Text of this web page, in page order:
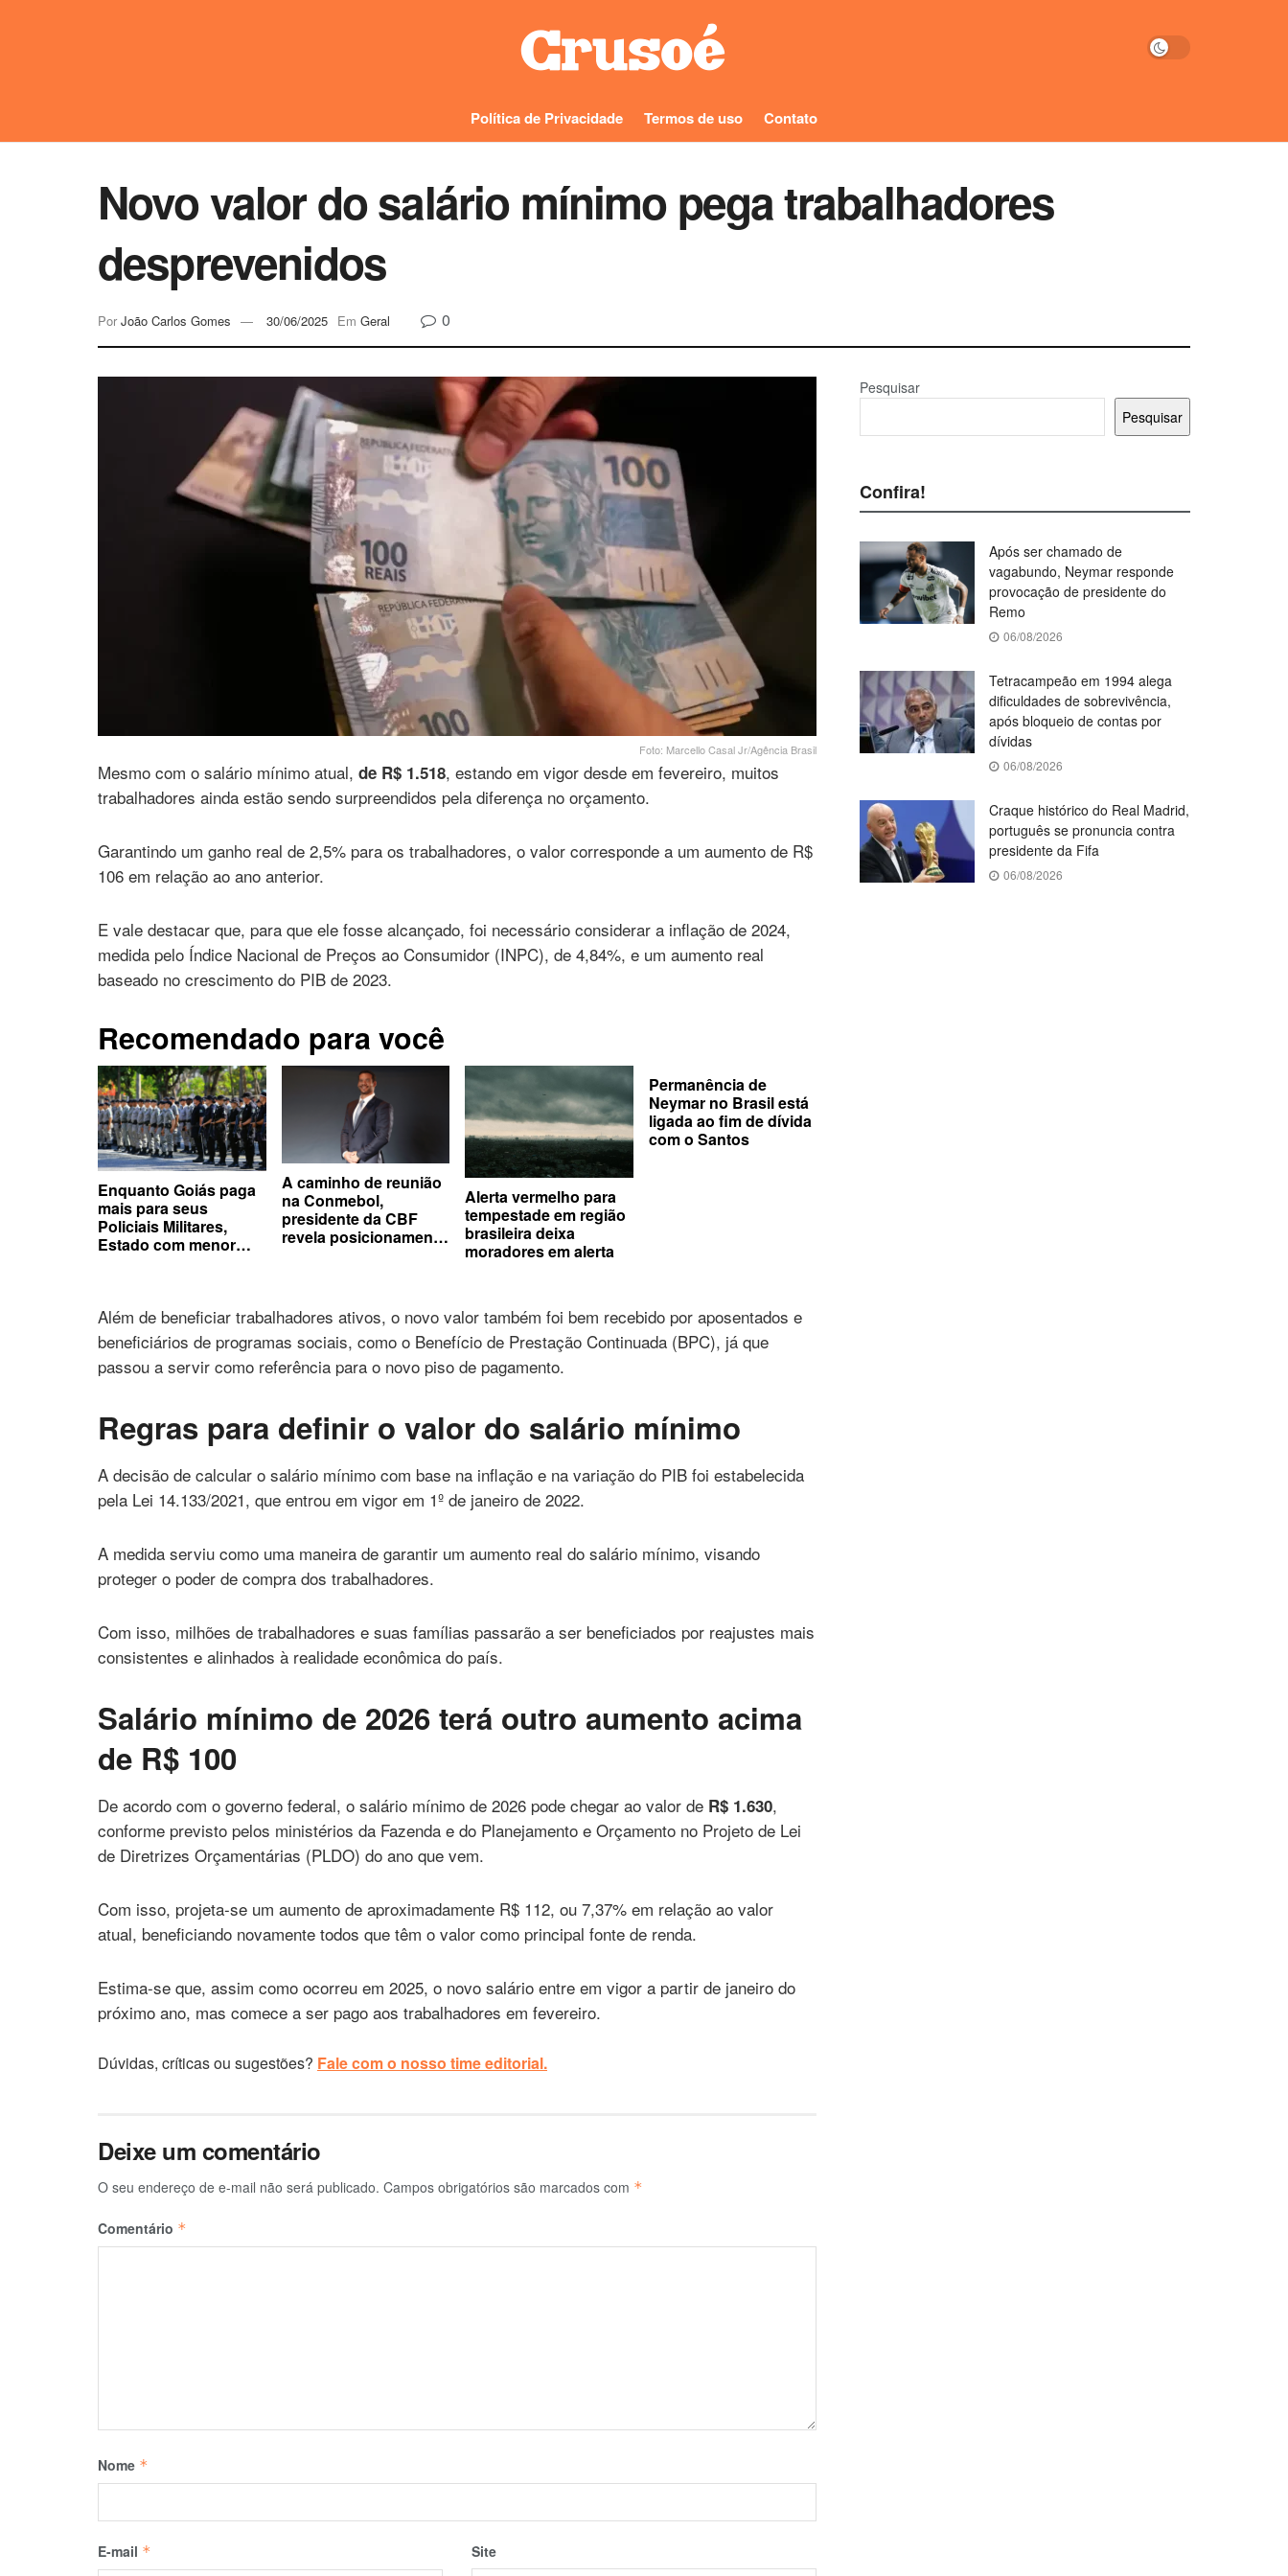
Política de Privacidade Termos de uso Contato
Novo valor do salário mínimo pega trabalhadores
desprevenidos
Por João Carlos Gomes 30/06/2025 Em Geral 0
Foto: Marcello Casal Jr/Agência Brasil
Mesmo com o salário mínimo atual, de R$ 1.518, estando em vigor desde em fevereiro, muitos
trabalhadores ainda estão sendo surpreendidos pela diferença no orçamento.
Garantindo um ganho real de 2,5% para os trabalhadores, o valor corresponde a um aumento de R$
106 em relação ao ano anterior.
E vale destacar que, para que ele fosse alcançado, foi necessário considerar a inflação de 2024,
medida pelo Índice Nacional de Preços ao Consumidor (INPC), de 4,84%, e um aumento real
baseado no crescimento do PIB de 2023.
Recomendado para você
Enquanto Goiás paga
mais para seus
Policiais Militares,
Estado com menor
A caminho de reunião
na Conmebol,
presidente da CBF
revela posicionamento
Alerta vermelho para
tempestade em região
brasileira deixa
moradores em alerta
Permanência de
Neymar no Brasil está
ligada ao fim de dívida
com o Santos
Além de beneficiar trabalhadores ativos, o novo valor também foi bem recebido por aposentados e
beneficiários de programas sociais, como o Benefício de Prestação Continuada (BPC), já que
passou a servir como referência para o novo piso de pagamento.
Regras para definir o valor do salário mínimo
A decisão de calcular o salário mínimo com base na inflação e na variação do PIB foi estabelecida
pela Lei 14.133/2021, que entrou em vigor em 1º de janeiro de 2022.
A medida serviu como uma maneira de garantir um aumento real do salário mínimo, visando
proteger o poder de compra dos trabalhadores.
Com isso, milhões de trabalhadores e suas famílias passarão a ser beneficiados por reajustes mais
consistentes e alinhados à realidade econômica do país.
Salário mínimo de 2026 terá outro aumento acima
de R$ 100
De acordo com o governo federal, o salário mínimo de 2026 pode chegar ao valor de R$ 1.630,
conforme previsto pelos ministérios da Fazenda e do Planejamento e Orçamento no Projeto de Lei
de Diretrizes Orçamentárias (PLDO) do ano que vem.
Com isso, projeta-se um aumento de aproximadamente R$ 112, ou 7,37% em relação ao valor
atual, beneficiando novamente todos que têm o valor como principal fonte de renda.
Estima-se que, assim como ocorreu em 2025, o novo salário entre em vigor a partir de janeiro do
próximo ano, mas comece a ser pago aos trabalhadores em fevereiro.
Dúvidas, críticas ou sugestões? Fale com o nosso time editorial.
Deixe um comentário
O seu endereço de e-mail não será publicado. Campos obrigatórios são marcados com *
Comentário *
Nome *
E-mail * Site
Pesquisar
Pesquisar
Confira!
Após ser chamado de
vagabundo, Neymar responde
provocação de presidente do
Remo
06/08/2026
Tetracampeão em 1994 alega
dificuldades de sobrevivência,
após bloqueio de contas por
dívidas
06/08/2026
Craque histórico do Real Madrid,
português se pronuncia contra
presidente da Fifa
06/08/2026